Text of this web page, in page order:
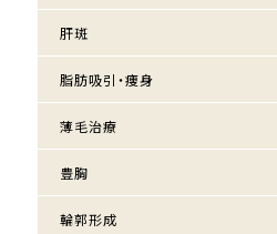
肝斑
脂肪吸引・痩身
薄毛治療
豊胸
輪郭形成